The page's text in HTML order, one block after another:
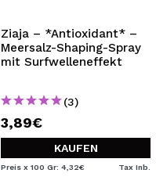
Ziaja – *Antioxidant* –
Meersalz-Shaping-Spray
mit Surfwelleneffekt
(3)
3,89€
KAUFEN
Preis x 100 Gr: 4,32€ Tax Inb.